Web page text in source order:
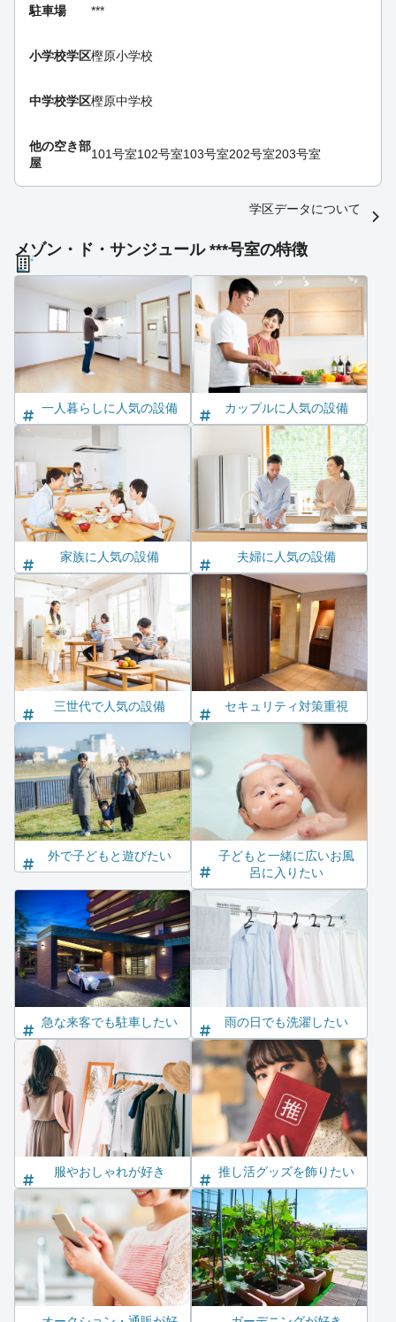
駐車場 ***
小学校学区樫原小学校
中学校学区樫原中学校
他の空き部
屋
101号室102号室103号室202号室203号室
学区データについて
メゾン・ド・サンジュール ***号室の特徴
一人暮らしに人気の設備 カップルに人気の設備
家族に人気の設備 夫婦に人気の設備
三世代で人気の設備 セキュリティ対策重視
外で子どもと遊びたい
子どもと一緒に広いお風
呂に入りたい
急な来客でも駐車したい 雨の日でも洗濯したい
服やおしゃれが好き 推し活グッズを飾りたい